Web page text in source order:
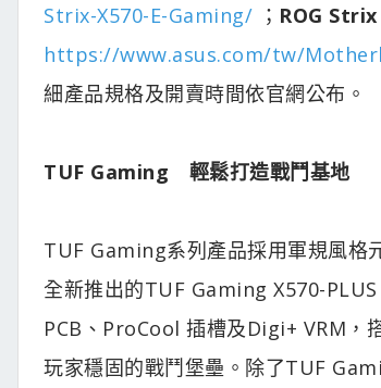
Strix-X570-E-Gaming/ ； ROG
https://www.asus.com/tw/
細產品規格及開賣時間依官網公布。
TUF Gaming 輕鬆打造戰鬥基地
TUF Gaming系列產品採用軍規風格
全新推出的TUF Gaming X570-
PCB、ProCool 插槽及Digi+ VRM，
玩家穩固的戰鬥堡壘。除了TUF